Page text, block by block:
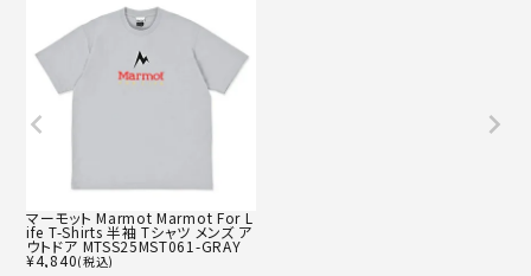
マーモット Marmot Marmot For L
ife T-Shirts 半袖 Tシャツ メンズ ア
ウトドア MTSS25MST061-GRAY
¥4,840(税込)